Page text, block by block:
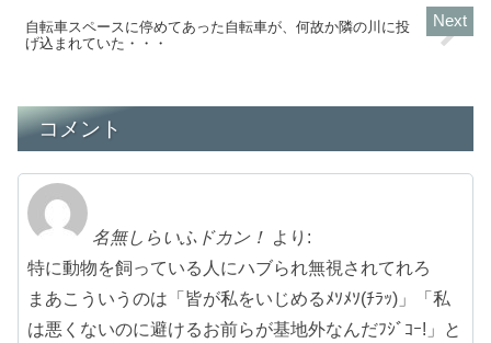
自転車スペースに停めてあった自転車が、何故か隣の川に投
げ込まれていた・・・
コメント
名無しらいふドカン！ より:
特に動物を飼っている人にハブられ無視されてれろ
まあこういうのは「皆が私をいじめるﾒｿﾒｿ(ﾁﾗｯ)」「私
は悪くないのに避けるお前らが基地外なんだﾌｼﾞｺｰ!」と